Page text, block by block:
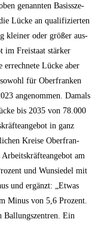
genann­ten Basis­sze­
Lücke an qua­li­fi­zier­ten
klei­ner oder grö­ßer aus­
im Frei­staat stär­ker
errech­ne­te Lücke aber
für Ober­fran­ken
ange­nom­men. Damals
bis 2035 von 78.000
in ganz
Krei­se Ober­fran­
am
und Wun­sie­del mit
und ergänzt: „Etwas
Minus von 5,6 Pro­zent.
Bal­lungs­zen­tren. Ein